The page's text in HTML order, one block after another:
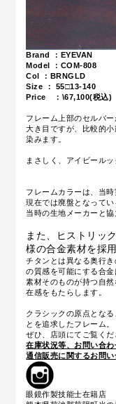
Brand ：EYEVAN
Model ：COM-808
Col ：BRNGLD
Size ：
55□13-140
Price ：\67,100(税込)
フレーム上部のセルバー
大き目ですが、比較的
染みます。
まさしく、アイビールッ
フレームカラーは、当
現在では廃盤となって
当時の生地メーカーと協
また、ヒストリッ
様の合金素材を採
チタンとは異なる奥行
の質感を可能にする合金
素材そのものが持つ自
在感をもたらします。
クラシックの原点となる
とを追求したフレーム。
ぜひ、店頭にてご覧くだ
在庫状況等、お問い合わ
通信販売に関するお問い
眼鏡作製技能士在籍店